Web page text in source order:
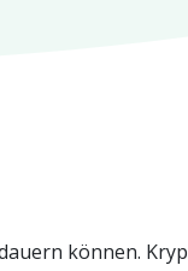
können.